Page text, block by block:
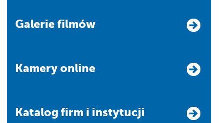
Galerie filmów
Kamery online
Katalog firm i instytucji